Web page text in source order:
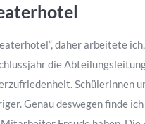
daher arbeitete
die
Schülerinnen
Genau deswegen finde ich